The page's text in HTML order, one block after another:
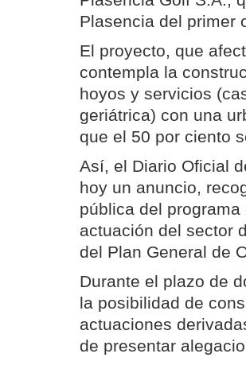
Plasencia del primer
El proyecto, que
contempla la
hoyos y servicios
geriátrica) con una
que el 50 por ciento
Así, el Diario Oficial
hoy un anuncio,
pública del
actuación del sector
del Plan General de
Durante el plazo de
la posibilidad de
actuaciones
de presentar